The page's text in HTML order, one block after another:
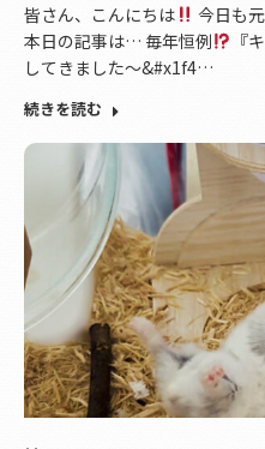
皆さん、こんにちは
今日も
本日の記事は… 毎年恒例
『
してきました〜&#x1f4…
続きを読む